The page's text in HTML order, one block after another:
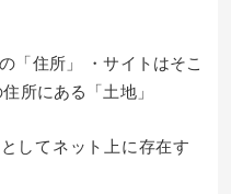
「住所」 ・サイトはそこ
所にある「土地」
してネット上に存在す